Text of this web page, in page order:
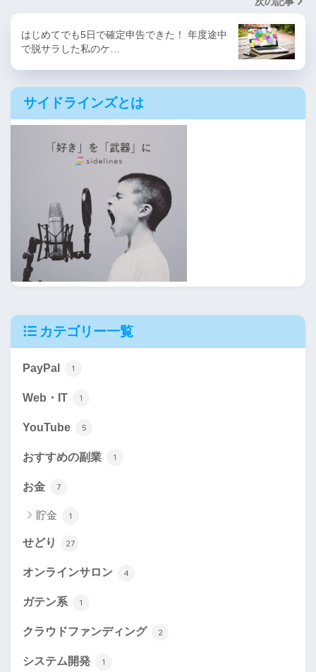
はじめてでも5日で確定申告できた！ 年度途中
で脱サラした私のケ…
サイドラインズとは
カテゴリー一覧
PayPal 1
Web・IT 1
YouTube 5
おすすめの副業 1
お金 7
貯金 1
せどり 27
オンラインサロン 4
ガテン系 1
クラウドファンディング 2
システム開発 1